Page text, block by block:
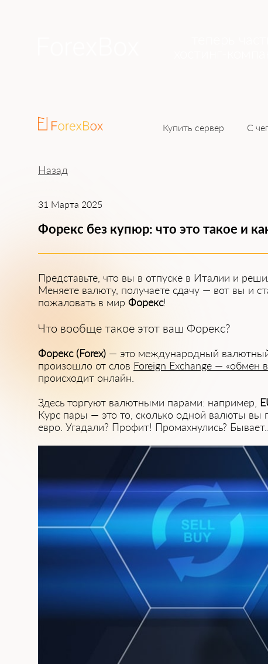
Купить сервер С
Назад
31 Марта 2025
Форекс без купюр: что это такое и
Представьте, что вы в отпуске в Италии и
Меняете валюту, получаете сдачу — вот вы и
пожаловать в мир Форекс!
Что вообще такое этот ваш Форекс?
Форекс (Forex) — это международный
произошло от слов Foreign Exchange — «обмен
происходит онлайн.
Здесь торгуют валютными парами: например,
Курс пары — это то, сколько одной валюты вы
евро. Угадали? Профит! Промахнулись? Бывает...